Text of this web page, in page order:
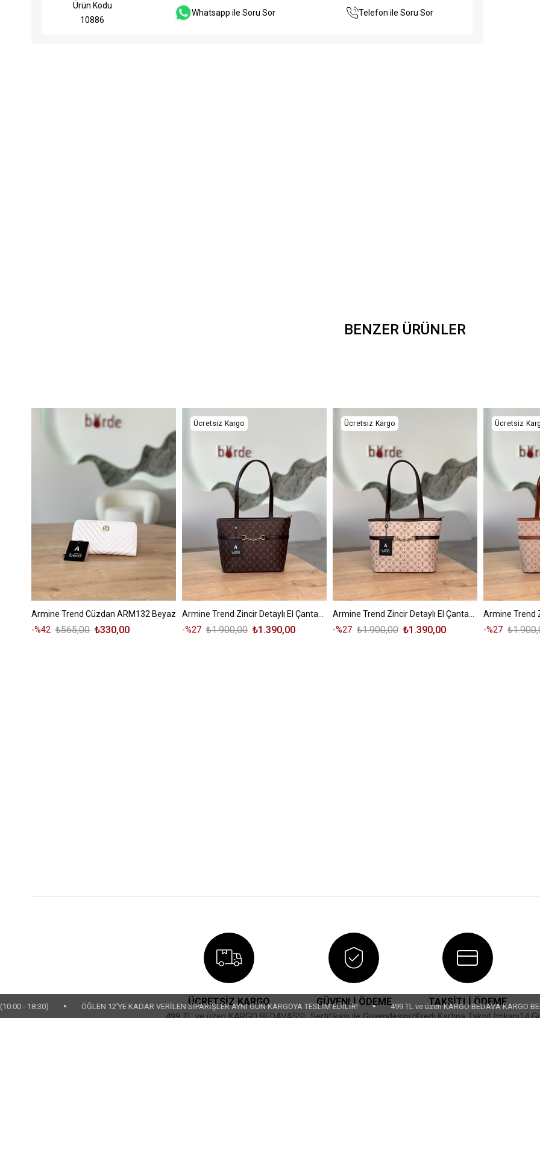
Ürün Kodu
10886
Whatsapp ile Soru Sor Telefon ile Soru Sor
BENZER ÜRÜNLER
Armine Trend Cüzdan ARM132 Beyaz
%42
₺330,00
₺565,00
%27
₺1.390,00
₺1.900,00
Ücretsiz Kargo
%27
₺1.390,00
₺1.900,00
Ücretsiz Kargo
%27
Ücretsiz
ÜCRETSİZ KARGO
499 TL ve üzeri KARGO BEDAVA
GÜVENLİ ÖDEME
SSL Sertifikası ile Güvendesiniz
TAKSİTLİ ÖDEME
Kredi Kartına Taksit İmkanı14
• ÖĞLEN 12'YE KADAR VERİLEN SİPARİŞLER AYNI GÜN KARGOYA TESLİM EDİLİR! • 499 TL ve üzeri KARGO BEDAVA KARGO BEDAVA